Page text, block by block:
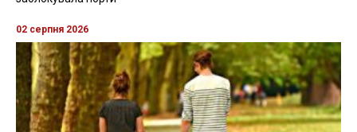
02 серпня 2026